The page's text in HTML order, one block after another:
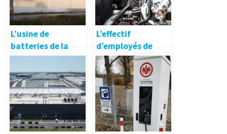
L’usine de
batteries de la
coentreprise
Volvo-Northvolt
prévue en 2025
pourrait fournir
500 000 véhicules
électriques par an
L’effectif
d’employés de
Tesla approche les
100 000 après une
augmentation de
40 % en 2021